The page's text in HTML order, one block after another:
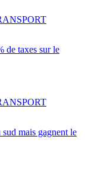
de taxes sur le
mais gagnent le